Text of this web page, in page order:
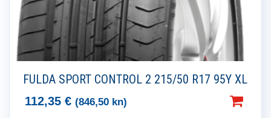
FULDA SPORT CONTROL 2 215/50 R17 95Y XL
112,35 € (846,50 kn)